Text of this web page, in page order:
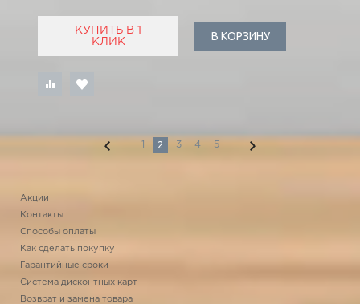
КУПИТЬ В 1
КЛИК
В КОРЗИНУ
1 2 3 4 5
Акции
Контакты
Способы оплаты
Как сделать покупку
Гарантийные сроки
Система дисконтных карт
Возврат и замена товара